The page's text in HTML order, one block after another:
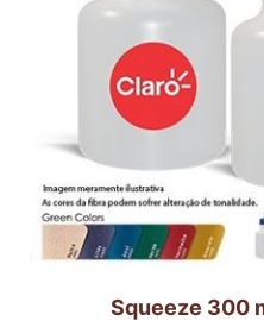
Squeeze 300